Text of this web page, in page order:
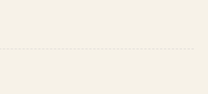
り扱いはなく、通常は楽天